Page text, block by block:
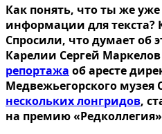
Как понять, что ты же
информации для текста?
Спросили, что думает об
Карелии Сергей
репортажа об аресте
Медвежьегорского музея
нескольких лонгридов,
на премию